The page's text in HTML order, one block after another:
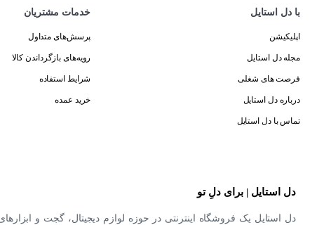
با دل استایل
اپلیکیشن
مجله دل استایل
فرصت های شغلی
درباره دل استایل
تماس با دل استایل
خدمات مشتریان
پرسش‌های متداول
رویه‌های بازگرداندن کالا
شرایط استفاده
خرید عمده
دل استایل | برای دلِ تو
دل استایل یک فروشگاه اینترنتی در حوزه لوازم دیجیتال، گجت و